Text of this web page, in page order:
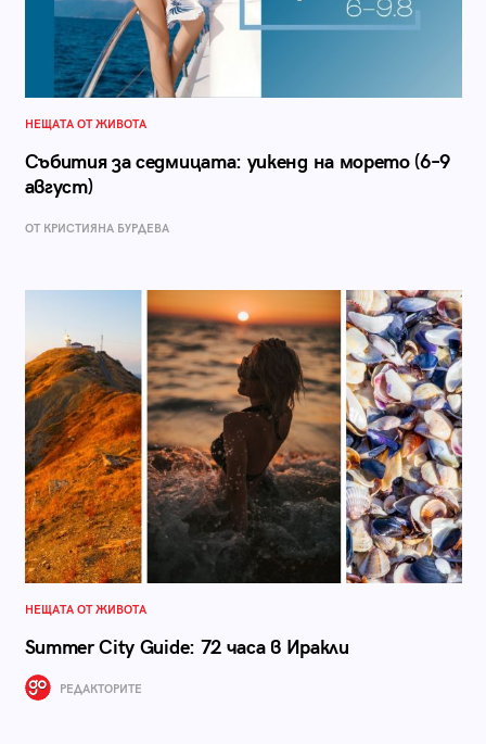
НЕЩАТА ОТ ЖИВОТА
Събития за седмицата: уикенд на морето (6–9
август)
ОТ КРИСТИЯНА БУРДЕВА
НЕЩАТА ОТ ЖИВОТА
Summer City Guide: 72 часа в Иракли
РЕДАКТОРИТЕ